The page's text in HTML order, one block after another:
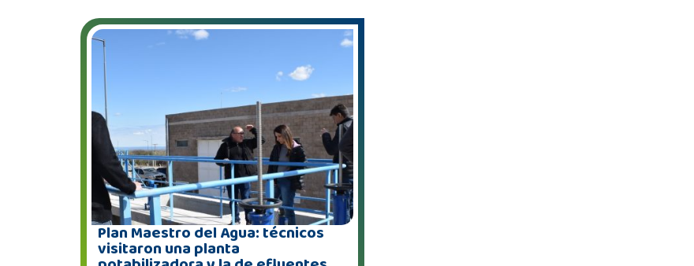
Plan Maestro del Agua: técnicos
visitaron una planta